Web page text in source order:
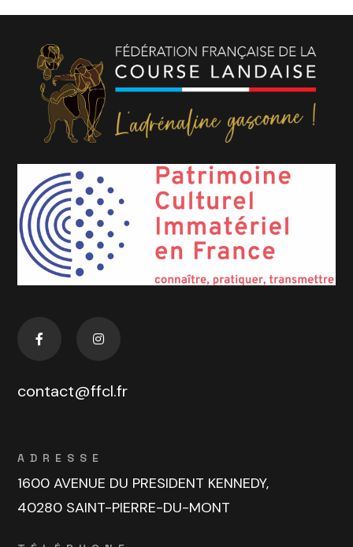
contact@ffcl.fr
ADRESSE
1600 AVENUE DU PRESIDENT KENNEDY,
40280 SAINT-PIERRE-DU-MONT